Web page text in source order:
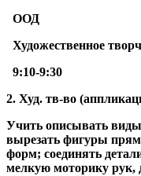
ООД
Художественное
9:10-9:30
2. Худ. тв-во
Учить описывать виды
вырезать фигуры
форм; соединять
мелкую моторику рук,